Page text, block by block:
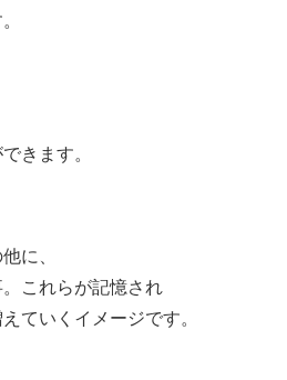
きます。
に、
これらが記憶され
ていくイメージです。